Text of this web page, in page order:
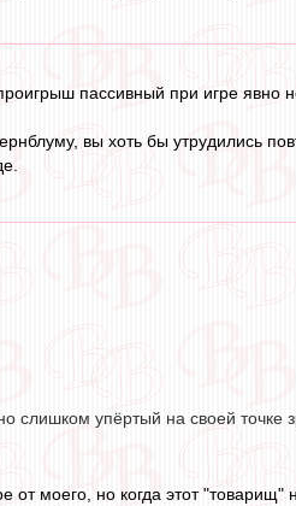
пассивный при игре явно
вы хоть бы утрудились
слишком упёртый на своей точке
от моего, но когда этот